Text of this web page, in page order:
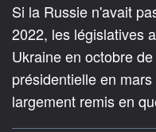
Si la Russie n'avait
2022, les législatives
Ukraine en octobre
présidentielle en
largement remis en